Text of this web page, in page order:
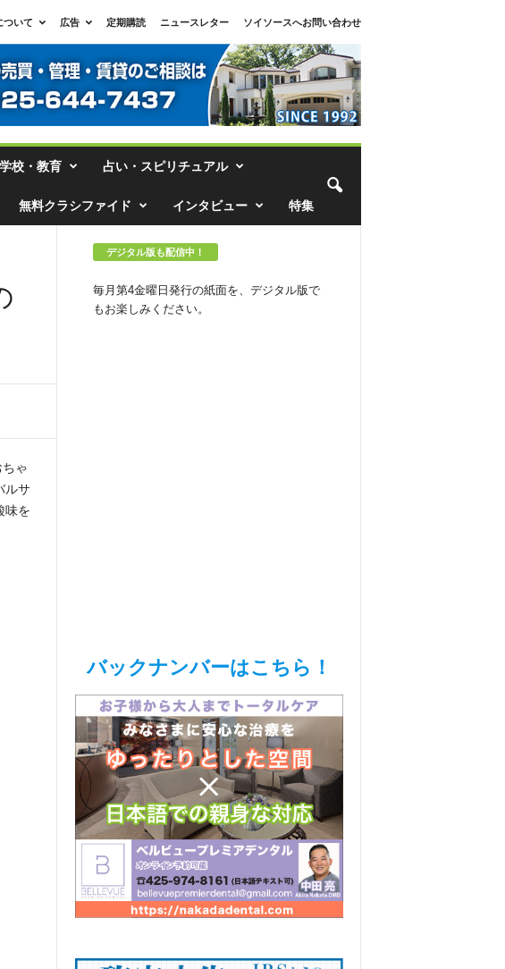
ついて 広告 定期購読 ニュースレター
ソイソースへお問い合わせ
学校・教育 占い・スピリチュアル
無料クラシファイド インタビュー 特集
ゃ
ルサ
味を
デジタル版も配信中！
毎月第4金曜日発行の紙面を、デジタル版で
もお楽しみください。
バックナンバーはこちら！